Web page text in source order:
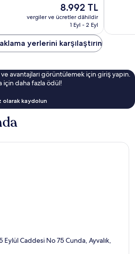
Güncel
fiyat:
8.992 TL
8.992 TL
vergiler ve ücretler dâhildir
1 Eyl - 2 Eyl
yerlerini karşılaştırın
avantajları görüntülemek için giriş yapın.
için daha fazla ödül!
olarak kaydolun
Caddesi No 75 Cunda, Ayvalık,